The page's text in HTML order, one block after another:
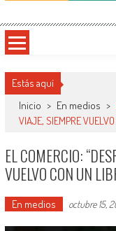
Estás aquí
Inicio > En medios >
VIAJE, SIEMPRE
EL COMERCIO:
VUELVO CON UN
En medios octubre 15,